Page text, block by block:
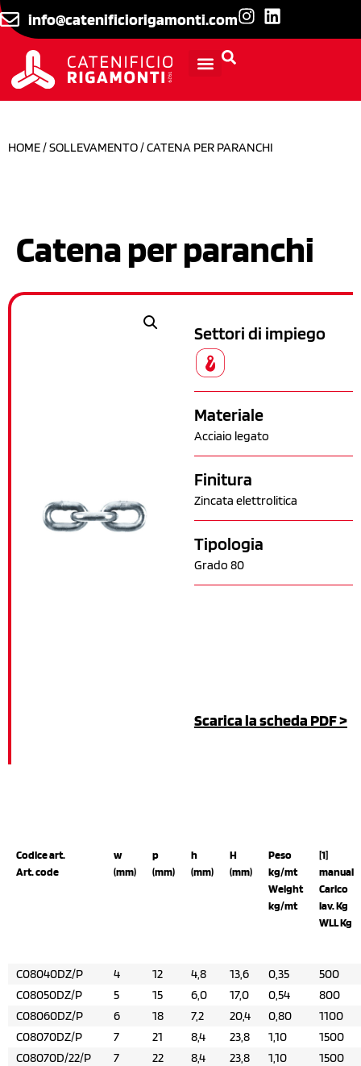
info@catenificiorigamonti.com
HOME /SOLLEVAMENTO / CATENA PER PARANCHI
Catena per paranchi
Settori di impiego
Materiale
Acciaio legato
Finitura
Zincata elettrolitica
Tipologia
Grado 80
Scarica la scheda PDF >
Codice art.
Art. code
w
(mm)
p
(mm)
h
(mm)
H
(mm)
Peso
kg/mt
Weight
kg/mt
[1]
manual
Carico
lav. Kg
WLL Kg
C08040DZ/P 4 12 4,8 13,6 0,35
500
C08050DZ/P
5 15 6,0 17,0 0,54
800
C08060DZ/P
6 18 7,2 20,4 0,80
1100
C08070DZ/P
7 21 8,4 23,8 1,10
1500
C08070D/22/P
7 22 8,4 23,8 1,10
1500